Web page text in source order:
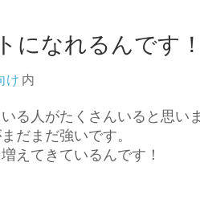
になれるんです！
け 内
る人がたくさんいると思いま
だまだ強いです。
えてきているんです！